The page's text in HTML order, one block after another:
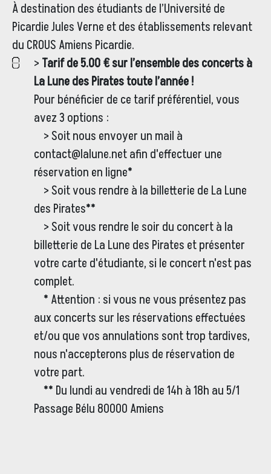
À destination des étudiants de l’Université de
Picardie Jules Verne et des établissements relevant
du CROUS Amiens Picardie.
> Tarif de 5.00 € sur l’ensemble des concerts à
La Lune des Pirates toute l’année !
Pour bénéficier de ce tarif préférentiel, vous
avez 3 options :
> Soit nous envoyer un mail à
contact@lalune.net afin d'effectuer une
réservation en ligne*
> Soit vous rendre à la billetterie de La Lune
des Pirates**
> Soit vous rendre le soir du concert à la
billetterie de La Lune des Pirates et présenter
votre carte d'étudiante, si le concert n'est pas
complet.
* Attention : si vous ne vous présentez pas
aux concerts sur les réservations effectuées
et/ou que vos annulations sont trop tardives,
nous n'accepterons plus de réservation de
votre part.
** Du lundi au vendredi de 14h à 18h au 5/1
Passage Bélu 80000 Amiens